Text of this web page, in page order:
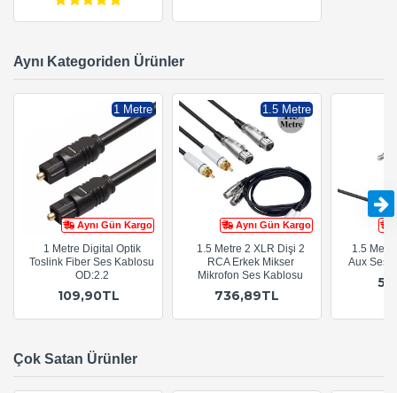
Aynı Kategoriden Ürünler
Aynı Gün Kargo
1 Metre
1 Metre Digital Optik
Toslink Fiber Ses Kablosu
OD:2.2
109,90TL
Aynı Gün Kargo
1.5 Metre
1.5 Metre 2 XLR Dişi 2
RCA Erkek Mikser
Mikrofon Ses Kablosu
736,89TL
1.5
Aux Ses
Çok Satan Ürünler